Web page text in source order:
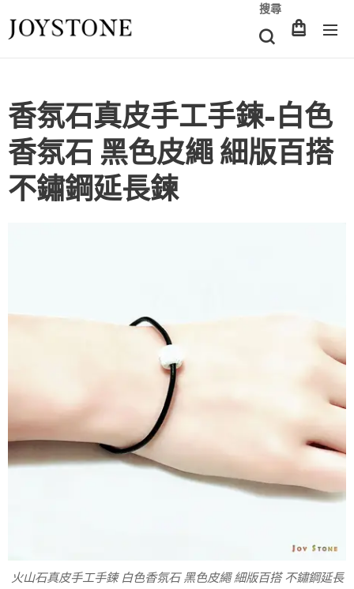
搜尋
香氛石真皮手工手鍊-白色
香氛石 黑色皮繩 細版百搭
不鏽鋼延長鍊
火山石真皮手工手鍊 白色香氛石 黑色皮繩 細版百搭 不鏽鋼延長